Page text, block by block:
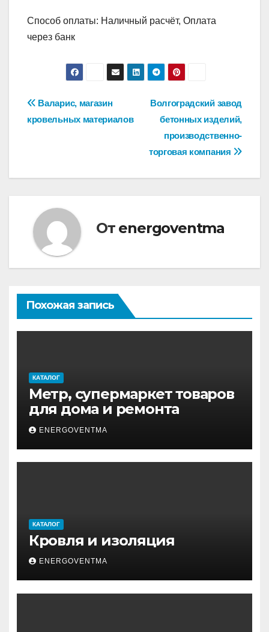
Способ оплаты: Наличный расчёт, Оплата
через банк
Навигация
по
Волгоградский завод
бетонных изделий,
производственно-
торговая компания
Валарис, магазин
кровельных материалов
От energoventma
Похожая запись
КАТАЛОГ
Метр, супермаркет товаров
для дома и ремонта
ENERGOVENTMA
КАТАЛОГ
Кровля и изоляция
ENERGOVENTMA